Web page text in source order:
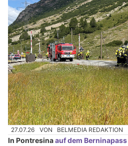
27.07.26 VON BELMEDIA REDAKTION
In Pontresinaauf dem Berninapass